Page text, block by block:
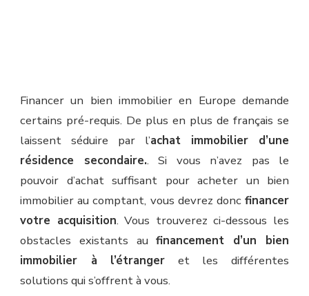
Financer un bien immobilier en Europe demande
certains pré-requis. De plus en plus de français se
laissent séduire par l’achat immobilier d’une
résidence secondaire.. Si vous n’avez pas le
pouvoir d’achat suffisant pour acheter un bien
immobilier au comptant, vous devrez donc financer
votre acquisition. Vous trouverez ci-dessous les
obstacles existants aufinancement d’un bien
immobilier à l’étranger et les différentes
solutions qui s’offrent à vous.